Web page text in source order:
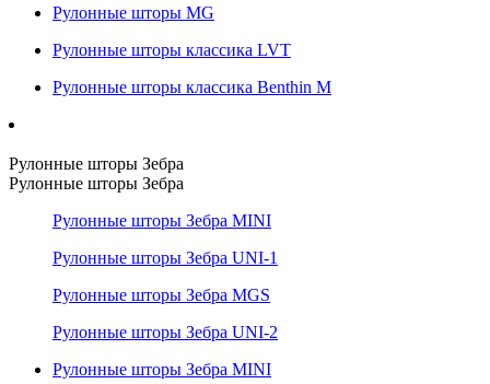
Рулонные шторы MG
Рулонные шторы классика LVT
Рулонные шторы классика Benthin M
Рулонные шторы Зебра
Рулонные шторы Зебра
Рулонные шторы Зебра MINI
Рулонные шторы Зебра UNI-1
Рулонные шторы Зебра MGS
Рулонные шторы Зебра UNI-2
Рулонные шторы Зебра MINI